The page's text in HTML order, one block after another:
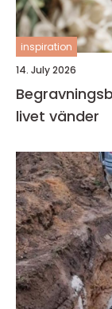
inspiration
14. July 2026
livet vänder